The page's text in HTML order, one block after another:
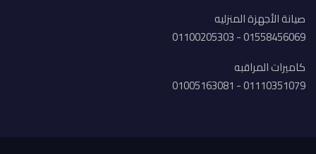
صيانة الأجهزة المنزليه
01558456069 - 01100205303
كاميرات المراقبه
01110351079 - 01005163081